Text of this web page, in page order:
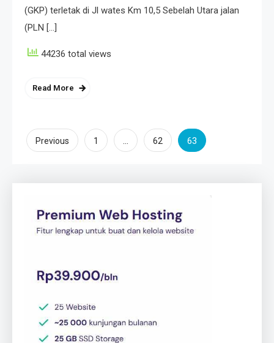
(GKP) terletak di Jl wates Km 10,5 Sebelah Utara jalan
(PLN […]
44236 total views
Read More
Posts
Previous 1 … 62 63